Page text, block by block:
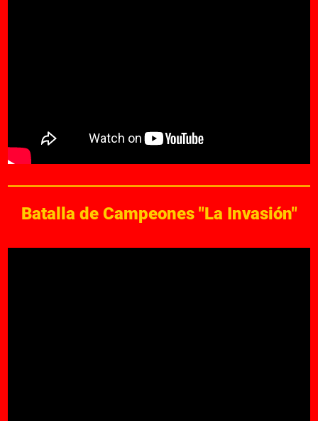
Batalla de Campeones "La Invasión"